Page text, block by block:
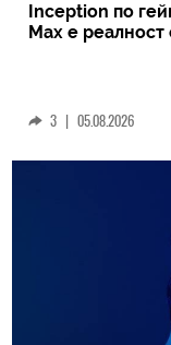
Inception по
Max е
3 | 05.08.2026